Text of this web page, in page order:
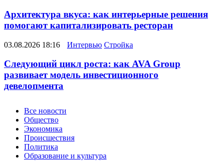
Архитектура вкуса: как интерьерные решения
помогают капитализировать ресторан
03.08.2026 18:16 Интервью Стройка
Следующий цикл роста: как AVA Group
развивает модель инвестиционного
девелопмента
Новости
Все новости
Общество
Экономика
Происшествия
Политика
Образование и культура